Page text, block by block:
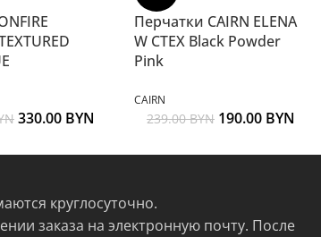
330.00 BYN
Перчатки CAIRN ELENA
W CTEX Black Powder
Pink
CAIRN
239.00BYN 190.00 BYN
круглосуточно.
заказа на электронную почту. После